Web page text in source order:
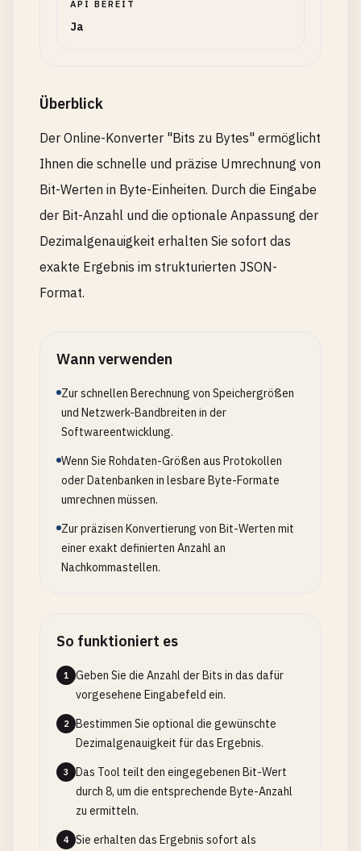
API BEREIT
Ja
Überblick
Der Online-Konverter "Bits zu Bytes" ermöglicht
Ihnen die schnelle und präzise Umrechnung von
Bit-Werten in Byte-Einheiten. Durch die Eingabe
der Bit-Anzahl und die optionale Anpassung der
Dezimalgenauigkeit erhalten Sie sofort das
exakte Ergebnis im strukturierten JSON-
Format.
Wann verwenden
Zur schnellen Berechnung von Speichergrößen
und Netzwerk-Bandbreiten in der
Softwareentwicklung.
Wenn Sie Rohdaten-Größen aus Protokollen
oder Datenbanken in lesbare Byte-Formate
umrechnen müssen.
Zur präzisen Konvertierung von Bit-Werten mit
einer exakt definierten Anzahl an
Nachkommastellen.
So funktioniert es
1
Geben Sie die Anzahl der Bits in das dafür
vorgesehene Eingabefeld ein.
2
Bestimmen Sie optional die gewünschte
Dezimalgenauigkeit für das Ergebnis.
3
Das Tool teilt den eingegebenen Bit-Wert
durch 8, um die entsprechende Byte-Anzahl
zu ermitteln.
4
Sie erhalten das Ergebnis sofort als